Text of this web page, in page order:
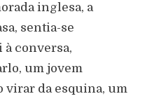
inglesa, a
sentia-se
à conversa,
um jovem
virar da esquina, um